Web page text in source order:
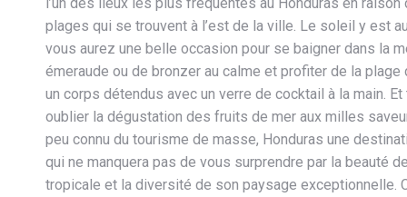
plages qui se trouvent à l’est de la ville. Le soleil y est
vous aurez une belle occasion pour se baigner dans la
émeraude ou de bronzer au calme et profiter de la plage
un corps détendus avec un verre de cocktail à la main.
oublier la dégustation des fruits de mer aux milles
peu connu du tourisme de masse, Honduras une
qui ne manquera pas de vous surprendre par la beauté
tropicale et la diversité de son paysage exceptionnelle.